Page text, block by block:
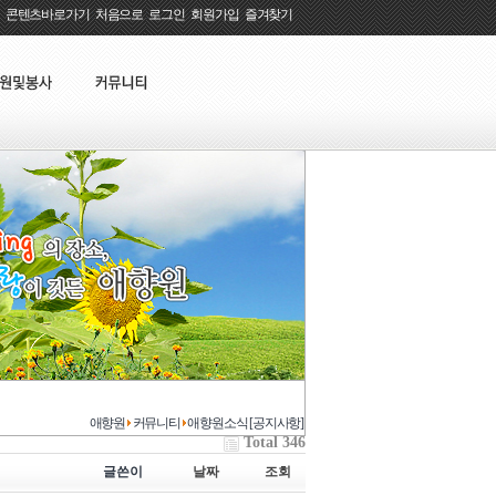
콘텐츠바로가기:처음으로:로그인:회원가입:즐겨찾기
애향원 커뮤니티 애향원소식 [공지사항]
Total 346
글쓴이 날짜 조회